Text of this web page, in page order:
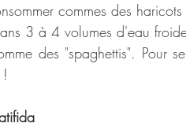
commes des haricots
3 à 4 volumes d'eau
des "spaghettis".